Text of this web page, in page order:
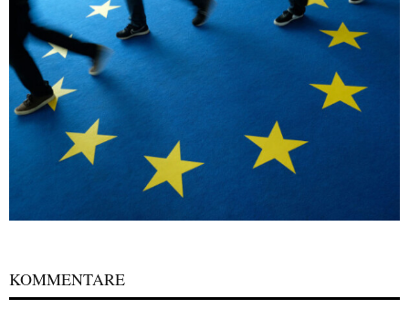
KOMMENTARE